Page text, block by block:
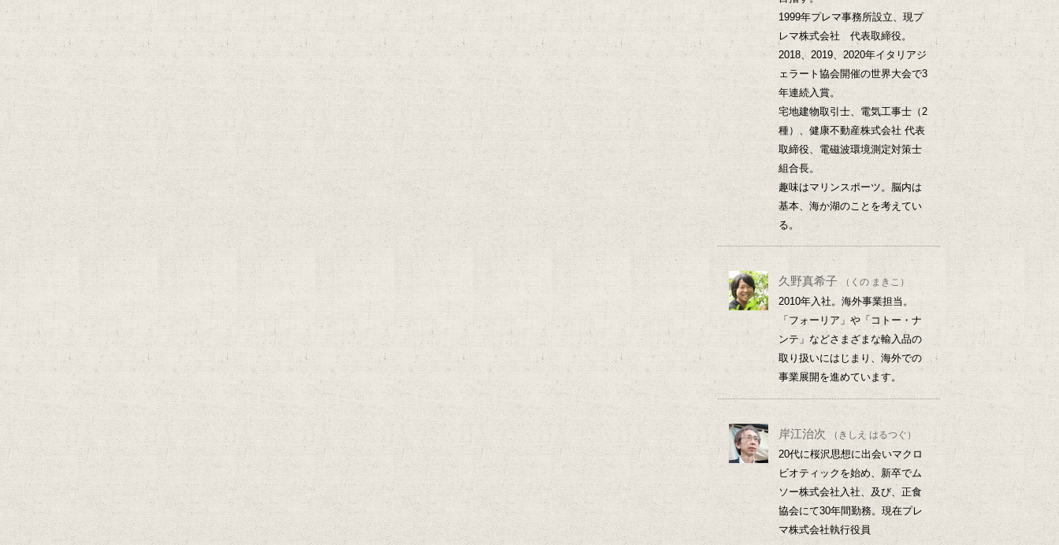
1999年プレマ事務所設立、現プ
レマ株式会社 代表取締役。
2018、2019、2020年イタリアジ
ェラート協会開催の世界大会で3
年連続入賞。
宅地建物取引士、電気工事士（2
種）、健康不動産株式会社 代表
取締役、電磁波環境測定対策士
組合長。
趣味はマリンスポーツ。脳内は
基本、海か湖のことを考えてい
る。
久野真希子 （くの まきこ）
2010年入社。海外事業担当。
「フォーリア」や「コトー・ナ
ンテ」などさまざまな輸入品の
取り扱いにはじまり、海外での
事業展開を進めています。
岸江治次 （きしえ はるつぐ）
20代に桜沢思想に出会いマクロ
ビオティックを始め、新卒でム
ソー株式会社入社、及び、正食
協会にて30年間勤務。現在プレ
マ株式会社執行役員